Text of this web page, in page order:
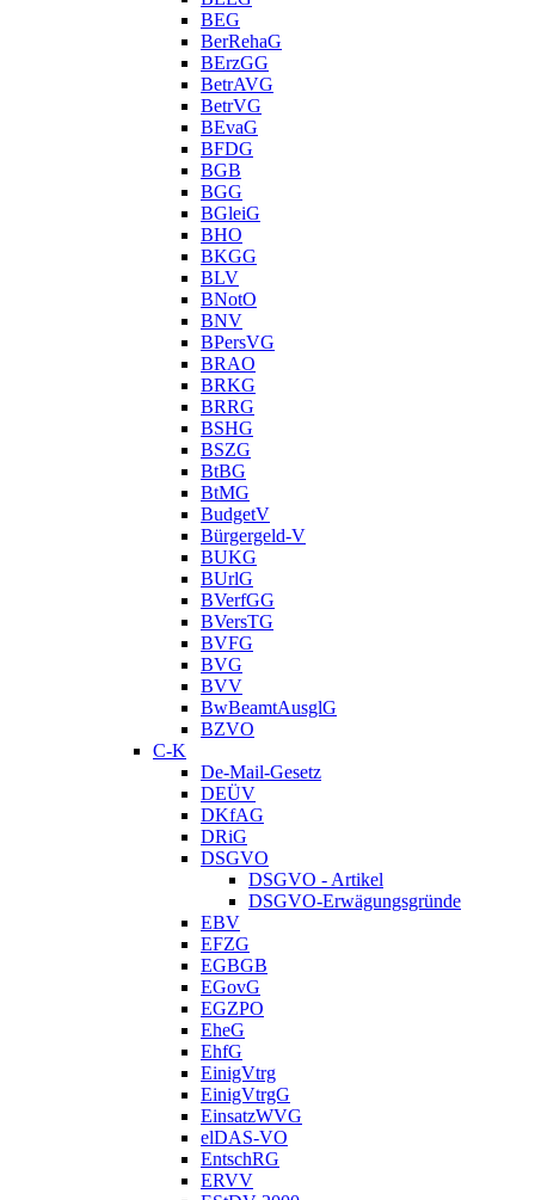
BEG
BerRehaG
BErzGG
BetrAVG
BetrVG
BEvaG
BFDG
BGB
BGG
BGleiG
BHO
BKGG
BLV
BNotO
BNV
BPersVG
BRAO
BRKG
BRRG
BSHG
BSZG
BtBG
BtMG
BudgetV
Bürgergeld-V
BUKG
BUrlG
BVerfGG
BVersTG
BVFG
BVG
BVV
BwBeamtAusglG
BZVO
C-K
De-Mail-Gesetz
DEÜV
DKfAG
DRiG
DSGVO
DSGVO - Artikel
DSGVO-Erwägungsgründe
EBV
EFZG
EGBGB
EGovG
EGZPO
EheG
EhfG
EinigVtrg
EinigVtrgG
EinsatzWVG
elDAS-VO
EntschRG
ERVV